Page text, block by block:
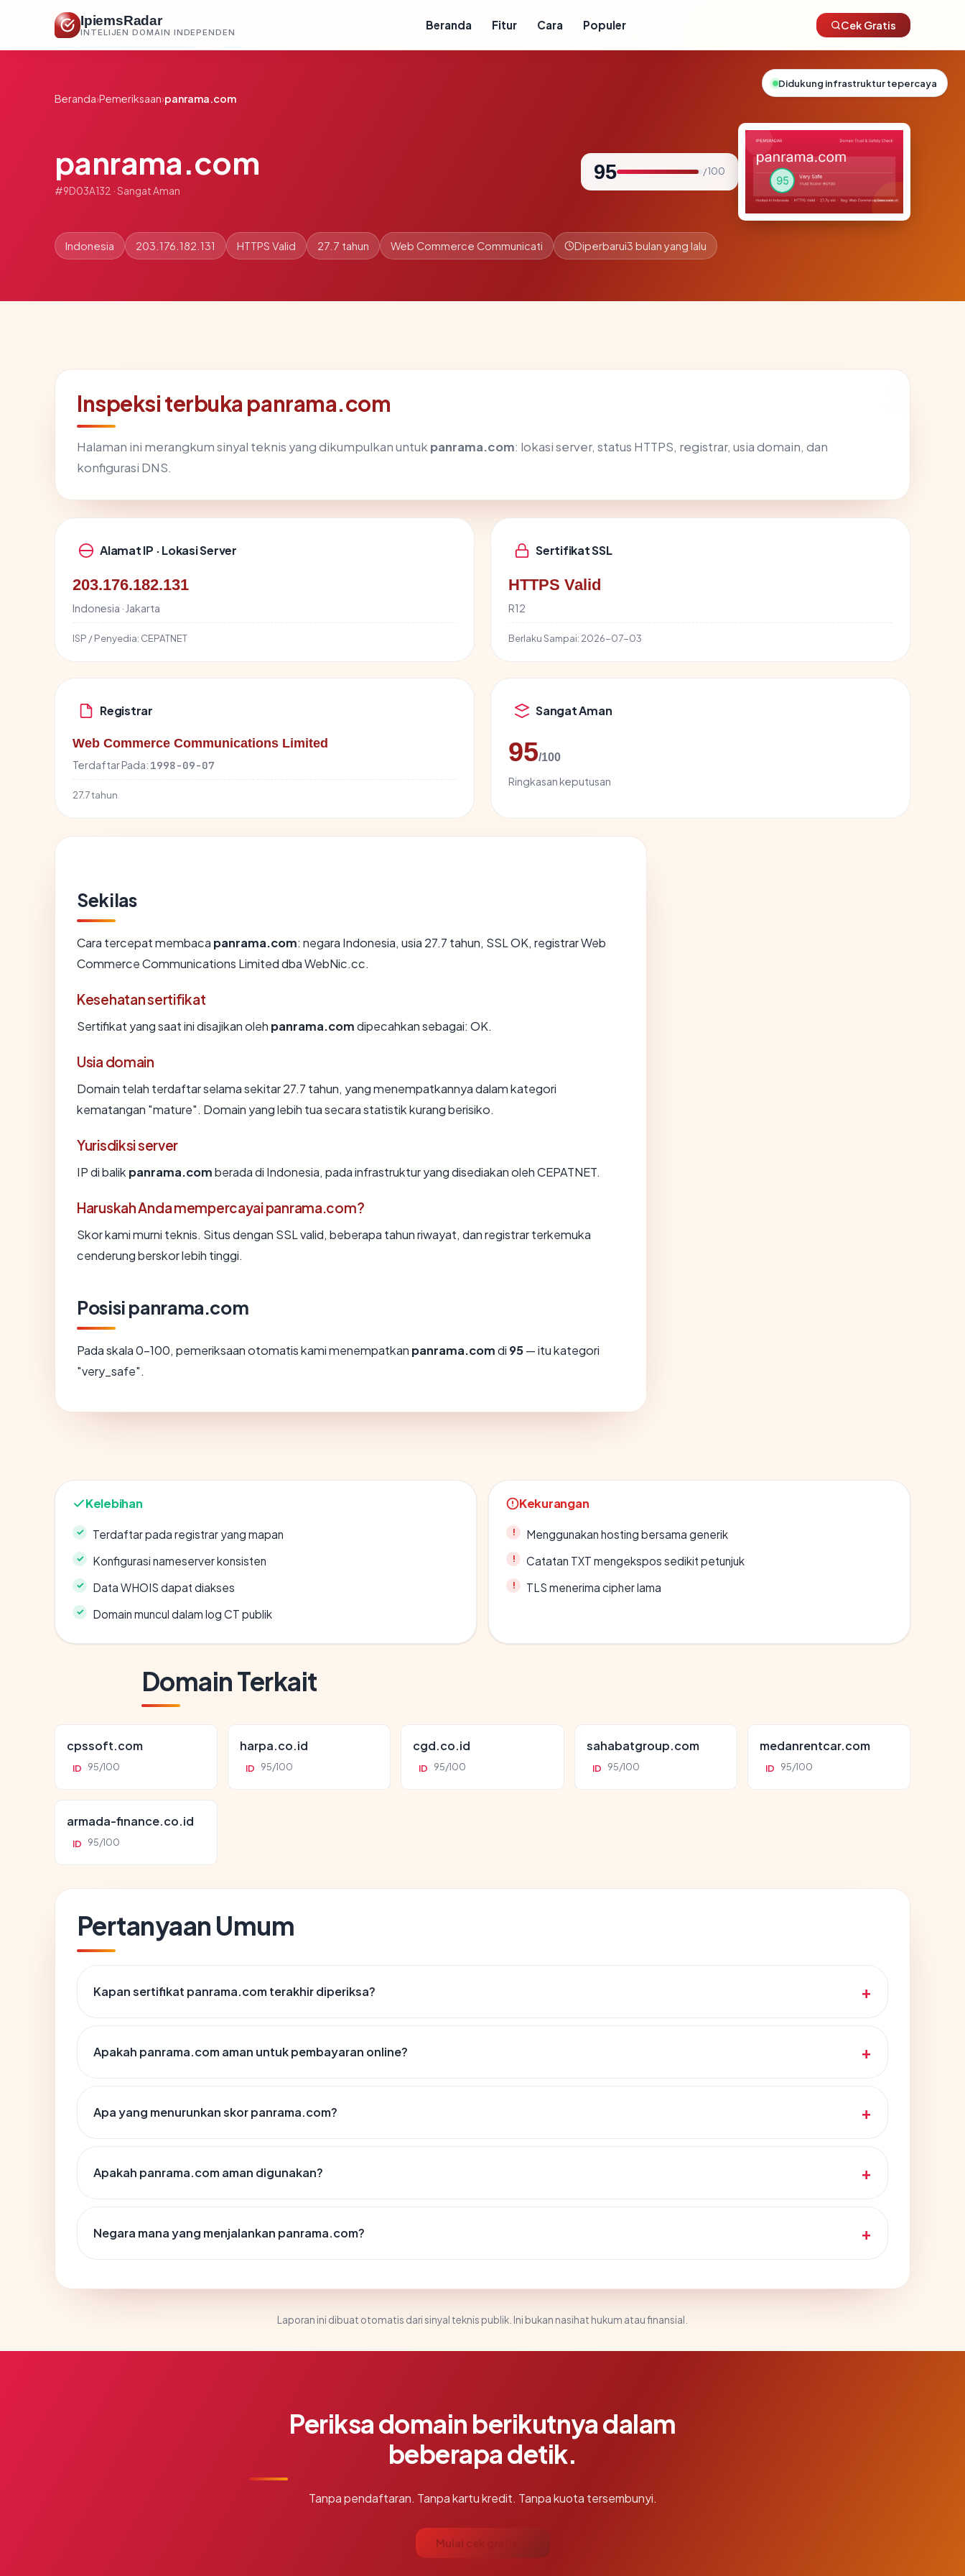
IpiemsRadar
INTELIJEN DOMAIN INDEPENDEN
Beranda Fitur Cara Populer Cek Gratis
Beranda›Pemeriksaan›panrama.com
panrama.com
#9D03A132 · Sangat Aman
95 / 100
Indonesia 203.176.182.131 HTTPS Valid 27.7 tahun Web Commerce Communicati Diperbarui3 bulan yang lalu
Inspeksi terbuka panrama.com
Halaman ini merangkum sinyal teknis yang dikumpulkan untuk panrama.com: lokasi server, status HTTPS, registrar, usia domain, dan
konfigurasi DNS.
Alamat IP · Lokasi Server
203.176.182.131
Indonesia · Jakarta
ISP / Penyedia: CEPATNET
Sertifikat SSL
HTTPS Valid
R12
Berlaku Sampai: 2026-07-03
Registrar
Web Commerce Communications Limited
Terdaftar Pada: 1998-09-07
27.7 tahun
Sangat Aman
95/100
Ringkasan keputusan
Sekilas
Cara tercepat membaca panrama.com: negara Indonesia, usia 27.7 tahun, SSL OK, registrar Web
Commerce Communications Limited dba WebNic.cc.
Kesehatan sertifikat
Sertifikat yang saat ini disajikan oleh panrama.comdipecahkan sebagai: OK.
Usia domain
Domain telah terdaftar selama sekitar 27.7 tahun, yang menempatkannya dalam kategori
kematangan "mature". Domain yang lebih tua secara statistik kurang berisiko.
Yurisdiksi server
IP di balik panrama.comberada di Indonesia, pada infrastruktur yang disediakan oleh CEPATNET.
Haruskah Anda mempercayai panrama.com?
Skor kami murni teknis. Situs dengan SSL valid, beberapa tahun riwayat, dan registrar terkemuka
cenderung berskor lebih tinggi.
Posisi panrama.com
Pada skala 0-100, pemeriksaan otomatis kami menempatkan panrama.comdi 95— itu kategori
"very_safe".
Kelebihan
Terdaftar pada registrar yang mapan
Konfigurasi nameserver konsisten
Data WHOIS dapat diakses
Domain muncul dalam log CT publik
Kekurangan
Menggunakan hosting bersama generik
Catatan TXT mengekspos sedikit petunjuk
TLS menerima cipher lama
Domain Terkait
cpssoft.com
ID 95/100
harpa.co.id
ID 95/100
cgd.co.id
ID 95/100
sahabatgroup.com
ID 95/100
medanrentcar.com
ID 95/100
armada-finance.co.id
ID 95/100
Pertanyaan Umum
Kapan sertifikat panrama.com terakhir diperiksa?
Apakah panrama.com aman untuk pembayaran online?
Apa yang menurunkan skor panrama.com?
Apakah panrama.com aman digunakan?
Negara mana yang menjalankan panrama.com?
Laporan ini dibuat otomatis dari sinyal teknis publik. Ini bukan nasihat hukum atau finansial.
Periksa domain berikutnya dalam
beberapa detik.
Tanpa pendaftaran. Tanpa kartu kredit. Tanpa kuota tersembunyi.
Mulai cek gratis →
Didukung infrastruktur tepercaya